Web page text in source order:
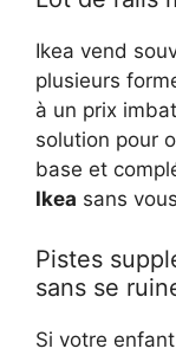
Ikea vend
plusieurs
à un prix
solution pour
base et
Ikea sans
Pistes
sans se
Si votre